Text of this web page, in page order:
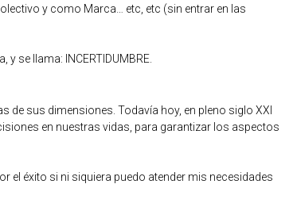
y como Marca… etc, etc (sin entrar en las
se llama: INCERTIDUMBRE.
sus dimensiones. Todavía hoy, en pleno siglo XXI
en nuestras vidas, para garantizar los aspectos
el éxito si ni siquiera puedo atender mis necesidades